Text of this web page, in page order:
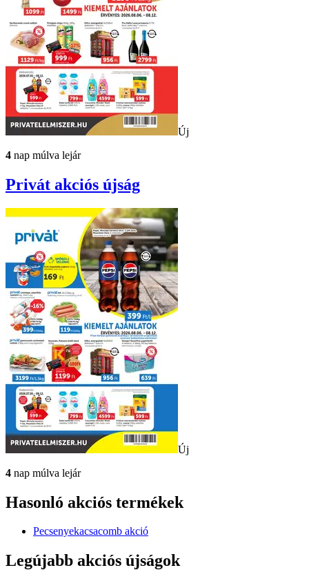
Új
4 nap múlva lejár
Privát akciós újság
Új
4 nap múlva lejár
Hasonló akciós termékek
Pecsenyekacsacomb akció
Legújabb akciós újságok